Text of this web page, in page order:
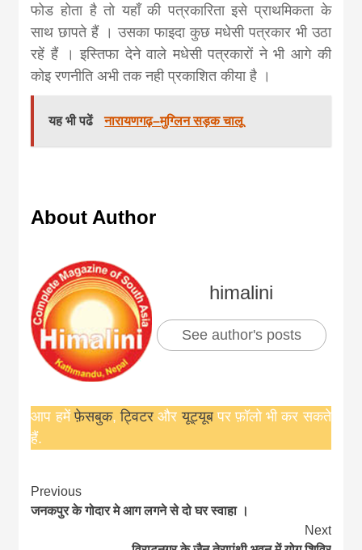
फोड होता है तो यहाँ की पत्रकारिता इसे प्राथमिकता के
साथ छापते हैं । उसका फाइदा कुछ मधेसी पत्रकार भी उठा
रहें हैं । इस्तिफा देने वाले मधेसी पत्रकारों ने भी आगे की
कोइ रणनीति अभी तक नही प्रकाशित कीया है ।
यह भी पढें नारायणगढ़–मुग्लिन सड़क चालू
About Author
himalini
See author's posts
आप हमेंफ़ेसबुक,ट्विटरऔरयूट्यूबपर फ़ॉलो भी कर सकते
हैं.
Continue
Reading
Previous
जनकपुर के गोदार मे आग लगने से दो घर स्वाहा ।
Next